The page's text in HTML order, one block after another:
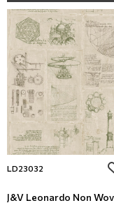
LD23032
J&V Leonardo Non